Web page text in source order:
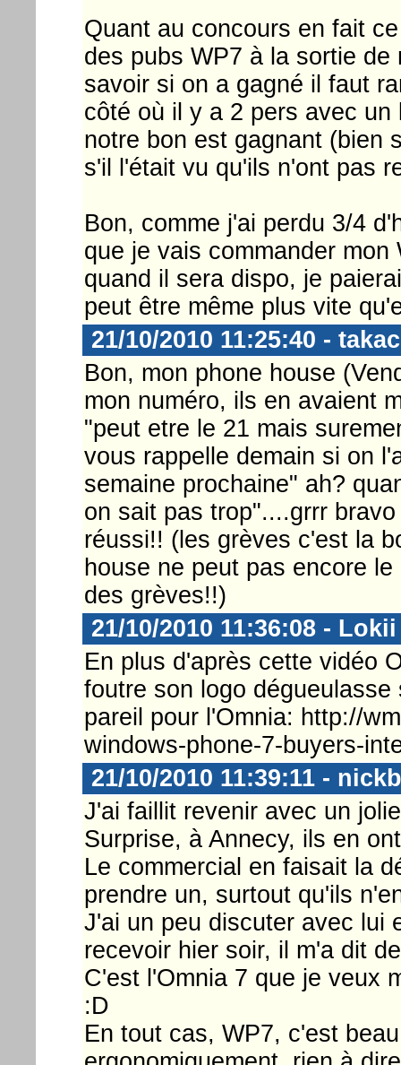
Quant au concours en fait
des pubs WP7 à la sortie
savoir si on a gagné il faut
côté où il y a 2 pers avec
notre bon est gagnant (bien
s'il l'était vu qu'ils n'ont pas
Bon, comme j'ai perdu 3/4
que je vais commander
quand il sera dispo, je
peut être même plus vite
21/10/2010 11:25:40 -
Bon, mon phone house
mon numéro, ils en avaient
"peut etre le 21 mais
vous rappelle demain si on
semaine prochaine" ah?
on sait pas trop"....grrr
réussi!! (les grèves c'est la
house ne peut pas encore
des grèves!!)
21/10/2010 11:36:08 - Lokii
En plus d'après cette vidéo
foutre son logo
pareil pour l'Omnia: http://
windows-phone-7-buyers-
21/10/2010 11:39:11 -
J'ai faillit revenir avec un
Surprise, à Annecy, ils en
Le commercial en faisait la
prendre un, surtout qu'ils
J'ai un peu discuter avec lui
recevoir hier soir, il m'a dit
C'est l'Omnia 7 que je veux
:D
En tout cas, WP7, c'est